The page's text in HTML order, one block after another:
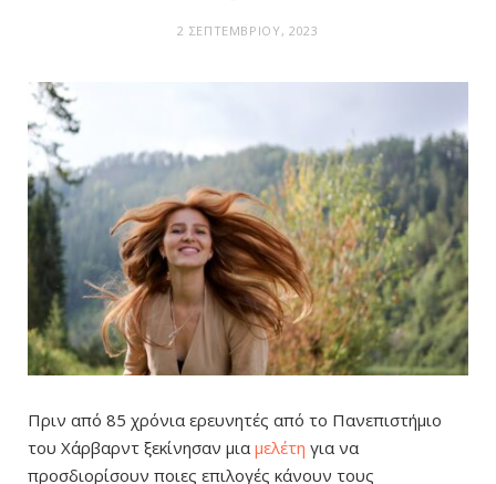
2 ΣΕΠΤΕΜΒΡΊΟΥ, 2023
Πριν από 85 χρόνια ερευνητές από το Πανεπιστήμιο
του Χάρβαρντ ξεκίνησαν μια μελέτη για να
προσδιορίσουν ποιες επιλογές κάνουν τους